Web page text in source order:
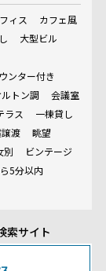
ィス
カフェ風
大型ビル
ンター付き
ルトン調
会議室
ラス
一棟貸し
渡
眺望
別
ビンテージ
5分以内
索サイト